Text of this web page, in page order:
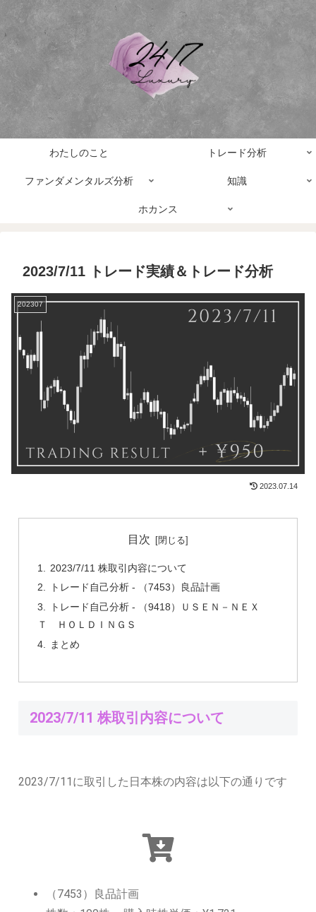
わたしのこと トレード分析
ファンダメンタルズ分析 知識
ホカンス
2023/7/11 トレード実績＆トレード分析
202307
2023.07.14
目次
2023/7/11 株取引内容について
トレード自己分析 - （7453）良品計画
トレード自己分析 - （9418）ＵＳＥＮ－ＮＥＸ
Ｔ ＨＯＬＤＩＮＧＳ
まとめ
2023/7/11 株取引内容について
2023/7/11に取引した日本株の内容は以下の通りです
（7453）良品計画